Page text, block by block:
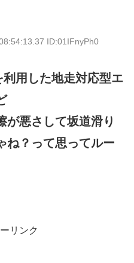
ID:01IFnyPh0
用した地走対応型エ
が悪さして坂道滑り
ね？って思ってルー
リンク